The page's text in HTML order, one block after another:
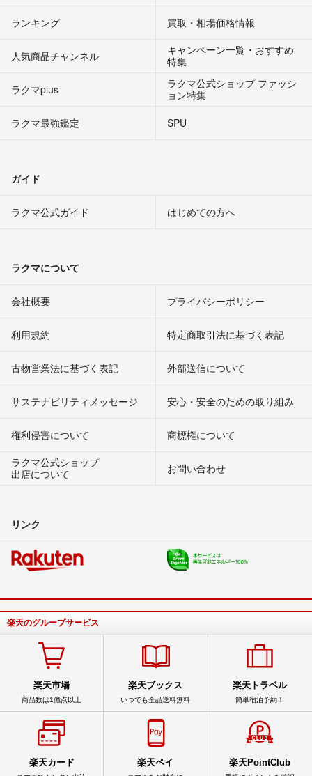
ランキング 買取・相場価格情報
人気商品チャンネル
キャンペーン一覧・おすすめ
特集
ラクマplus
ラクマ公式ショップ ファッシ
ョン特集
ラクマ最強鑑定
SPU
ガイド
ラクマ公式ガイド はじめての方へ
ラクマについて
会社概要 プライバシーポリシー
利用規約 特定商取引法に基づく表記
古物営業法に基づく表記 外部送信について
サステナビリティメッセージ 安心・安全のための取り組み
権利侵害について
商標権について
ラクマ公式ショップ
出店について
お問い合わせ
リンク
楽天のグループサービス
楽天市場
商品数は1億点以上
楽天ブックス
いつでも全品送料無料
楽天トラベル
簡単宿泊予約！
楽天カード 楽天ペイ 楽天PointClub